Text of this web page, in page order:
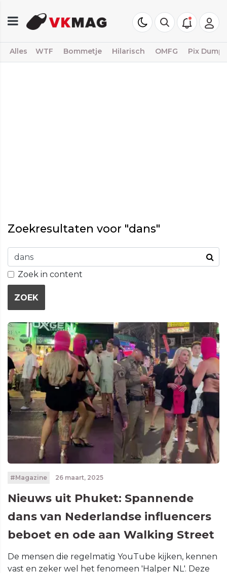
Alles WTF Bommetje Hilarisch OMFG Pix Dump
Zoekresultaten voor "dans"
Zoek in content
ZOEK
#Magazine 26 maart, 2025
Nieuws uit Phuket: Spannende
dans van Nederlandse influencers
beboet en ode aan Walking Street
De mensen die regelmatig YouTube kijken, kennen
vast en zeker wel het fenomeen 'Halper NL'. Deze